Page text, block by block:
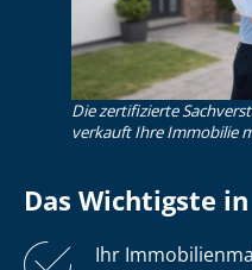
Die zertifizierte
verkauft Ihre Immobilie
Das Wichtigste
Ihr